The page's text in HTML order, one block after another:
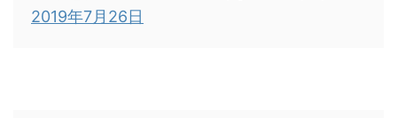
2019年7月26日